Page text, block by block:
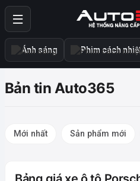
Ánh sáng Phim cách
Bản tin Auto365
Mới nhất Sản phẩm mới